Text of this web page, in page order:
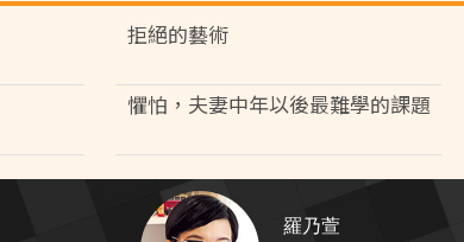
拒絕的藝術
懼怕，夫妻中年以後最難學的課題
羅乃萱